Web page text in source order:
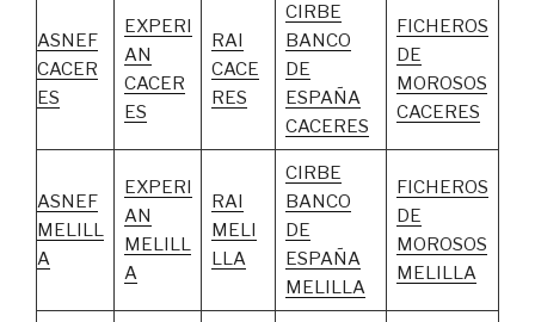
ASNEF
CACER
ES
EXPERI
AN
CACER
ES
RAI
CACE
RES
CIRBE
BANCO
DE
ESPAÑA
CACERES
FICHEROS
DE
MOROSOS
CACERES
ASNEF
MELILL
A
EXPERI
AN
MELILL
A
RAI
MELI
LLA
CIRBE
BANCO
DE
ESPAÑA
MELILLA
FICHEROS
DE
MOROSOS
MELILLA